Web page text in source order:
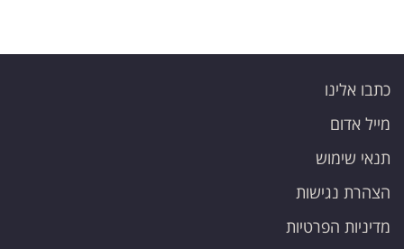
כתבו אלינו
מייל אדום
תנאי שימוש
הצהרת נגישות
מדיניות הפרטיות